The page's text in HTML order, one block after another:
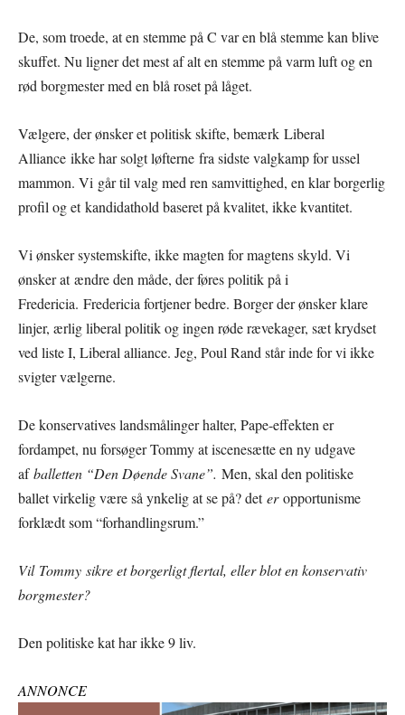
De, som troede, at en stemme på C var en blå stemme kan blive
skuffet. Nu ligner det mest af alt en stemme på varm luft og en
rød borgmester med en blå roset på låget.
Vælgere, der ønsker et politisk skifte, bemærk Liberal
Alliance ikke har solgt løfterne fra sidste valgkamp for ussel
mammon. Vi går til valg med ren samvittighed, en klar borgerlig
profil og et kandidathold baseret på kvalitet, ikke kvantitet.
Vi ønsker systemskifte, ikke magten for magtens skyld. Vi
ønsker at ændre den måde, der føres politik på i
Fredericia. Fredericia fortjener bedre. Borger der ønsker klare
linjer, ærlig liberal politik og ingen røde rævekager, sæt krydset
ved liste I, Liberal alliance. Jeg, Poul Rand står inde for vi ikke
svigter vælgerne.
De konservatives landsmålinger halter, Pape-effekten er
fordampet, nu forsøger Tommy at iscenesætte en ny udgave
afballetten “Den Døende Svane”. Men, skal den politiske
ballet virkelig være så ynkelig at se på? deteropportunisme
forklædt som “forhandlingsrum.”
Vil Tommy sikre et borgerligt flertal, eller blot en konservativ
borgmester?
Den politiske kat har ikke 9 liv.
ANNONCE